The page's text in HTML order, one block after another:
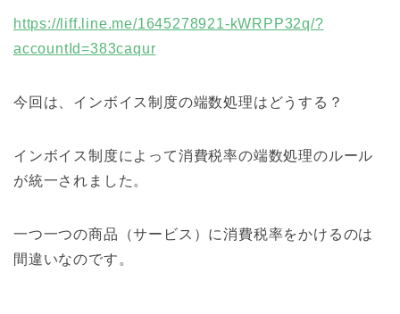
https://liff.line.me/1645278921-kWRPP32q/?
accountId=383caqur
今回は、インボイス制度の端数処理はどうする？
インボイス制度によって消費税率の端数処理のルール
が統一されました。
一つ一つの商品（サービス）に消費税率をかけるのは
間違いなのです。